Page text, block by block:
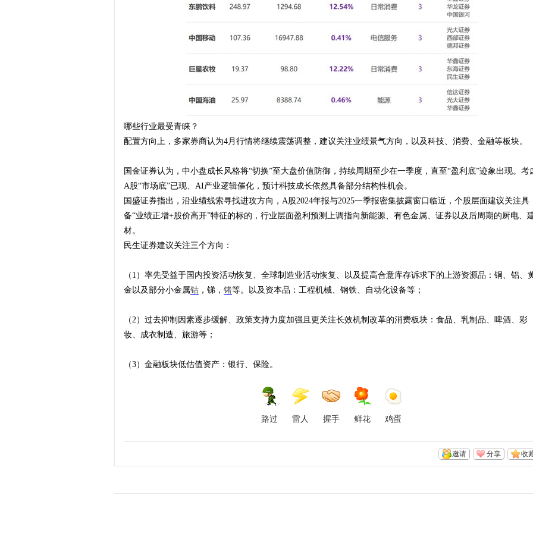
哪些行业最受青睐？
配置方向上，多家券商认为4月行情将继续震荡调整，建议关注业绩景气方向，以及科技、消费、金融等板块。
国金证券认为，中小盘成长风格将“切换”至大盘价值防御，持续周期至少在一季度，直至“盈利底”迹象出现。考
A股“市场底”已现、AI产业逻辑催化，预计科技成长依然具备部分结构性机会。
国盛证券指出，沿业绩线索寻找进攻方向，A股2024年报与2025一季报密集披露窗口临近，个股层面建议关注具
备“业绩正增+股价高开”特征的标的，行业层面盈利预测上调指向新能源、有色金属、证券以及后周期的厨电、
材。
民生证券建议关注三个方向：
（1）率先受益于国内投资活动恢复、全球制造业活动恢复、以及提高合意库存诉求下的上游资源品：铜、铝、
金以及部分小金属钴 ，锑， 锗等。以及资本品：工程机械、钢铁、自动化设备等；
（2）过去抑制因素逐步缓解、政策支持力度加强且更关注长效机制改革的消费板块：食品、乳制品、啤酒、彩
妆、成衣制造、旅游等；
（3）金融板块低估值资产：银行、保险。
路过 雷人 握手 鲜花 鸡蛋
收
分享
邀请